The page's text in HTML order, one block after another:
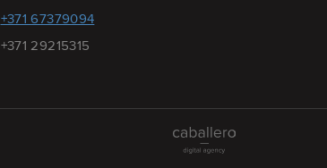
+371 67379094
+371 29215315